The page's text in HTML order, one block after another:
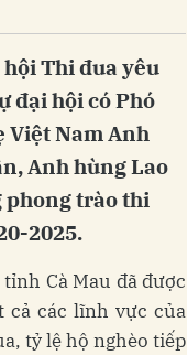
Thi đua yêu
đại hội có Phó
Việt Nam Anh
Anh hùng Lao
trào thi
2025.
Cà Mau đã được
cả các lĩnh vực của
tỷ lệ hộ nghèo tiếp